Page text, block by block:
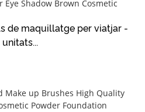
de maquillatge per viatjar -
unitats...